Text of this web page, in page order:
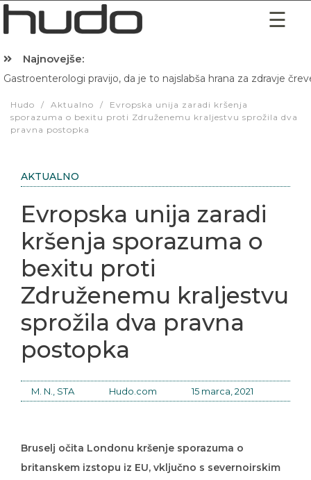
Najnovejše:
Gastroenterologi pravijo, da je to najslabša hrana za zdravje
Hudo / Aktualno /
Evropska unija zaradi kršenja
sporazuma o bexitu proti Združenemu kraljestvu sprožila dva
pravna postopka
AKTUALNO
Evropska unija zaradi
kršenja sporazuma o
bexitu proti
Združenemu kraljestvu
sprožila dva pravna
postopka
M. N., STA Hudo.com 15 marca, 2021
Bruselj očita Londonu kršenje sporazuma o
britanskem izstopu iz EU, vključno s severnoirskim